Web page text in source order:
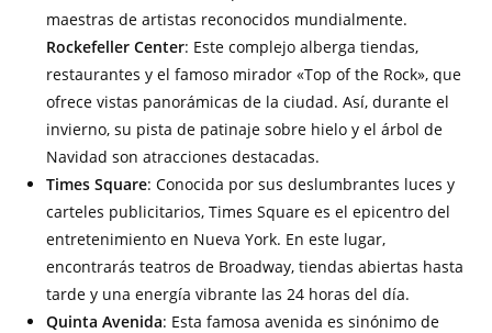
maestras de artistas reconocidos mundialmente.
Rockefeller Center: Este complejo alberga tiendas,
restaurantes y el famoso mirador «Top of the Rock», que
ofrece vistas panorámicas de la ciudad. Así, durante el
invierno, su pista de patinaje sobre hielo y el árbol de
Navidad son atracciones destacadas.
Times Square: Conocida por sus deslumbrantes luces y
carteles publicitarios, Times Square es el epicentro del
entretenimiento en Nueva York. En este lugar,
encontrarás teatros de Broadway, tiendas abiertas hasta
tarde y una energía vibrante las 24 horas del día.
Quinta Avenida: Esta famosa avenida es sinónimo de